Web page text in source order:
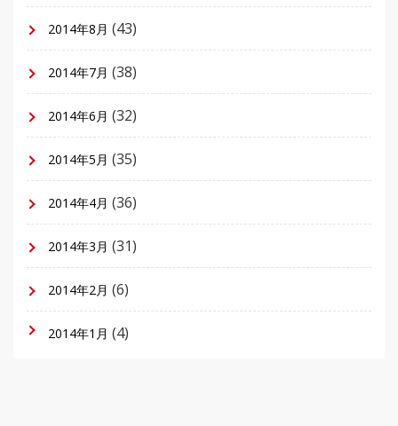
2014年8月 (43)
2014年7月 (38)
2014年6月 (32)
2014年5月 (35)
2014年4月 (36)
2014年3月 (31)
2014年2月 (6)
2014年1月 (4)